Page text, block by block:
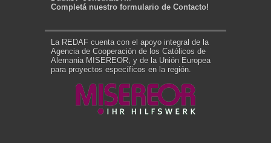
Completá nuestro formulario de Contacto!
La REDAF cuenta con el apoyo integral de la
Agencia de Cooperación de los Católicos de
Alemania MISEREOR, y de la Unión Europea
para proyectos específicos en la región.